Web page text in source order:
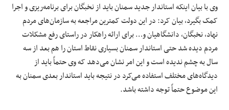
وی با بیان اینکه استاندار جدید سمنان باید از نخبگان برای برنامه‌ریزی و اجرا
کمک بگیرد، بیان کرد: در این دولت کمترین مراجعه به سازمان‌های مردم
نهاد، نخبگان، دانشگاهیان و… برای ارائه راهکار در راستای رفع مشکلات
مردم دیده شد حتی استاندار سمنان بسیاری نقاط استان را هم بعد از سه
سال به چشم ندیده است و این امر نشان می‌دهد که وی حتماً باید از
دیدگاه‌های مختلف استفاده می‌کرد در نتیجه باید استاندار بعدی سمنان به
این موضوع حتماً توجه داشته باشد.